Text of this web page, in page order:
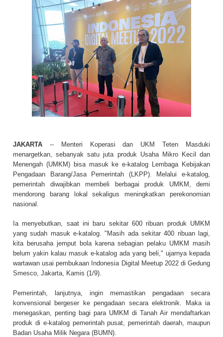
JAKARTA -- Menteri Koperasi dan UKM Teten Masduki
menargetkan, sebanyak satu juta produk Usaha Mikro Kecil dan
Menengah (UMKM) bisa masuk ke e-katalog Lembaga Kebijakan
Pengadaan Barang/Jasa Pemerintah (LKPP). Melalui e-katalog,
pemerintah diwajibkan membeli berbagai produk UMKM, demi
mendorong barang lokal sekaligus meningkatkan perekonomian
nasional.
Ia menyebutkan, saat ini baru sekitar 600 ribuan produk UMKM
yang sudah masuk e-katalog. "Masih ada sekitar 400 ribuan lagi,
kita berusaha jemput bola karena sebagian pelaku UMKM masih
belum yakin kalau masuk e-katalog ada yang beli," ujarnya kepada
wartawan usai pembukaan Indonesia Digital Meetup 2022 di Gedung
Smesco, Jakarta, Kamis (1/9).
Pemerintah, lanjutnya, ingin memastikan pengadaan secara
konvensional bergeser ke pengadaan secara elektronik. Maka ia
menegaskan, penting bagi para UMKM di Tanah Air mendaftarkan
produk di e-katalog pemerintah pusat, pemerintah daerah, maupun
Badan Usaha Milik Negara (BUMN).